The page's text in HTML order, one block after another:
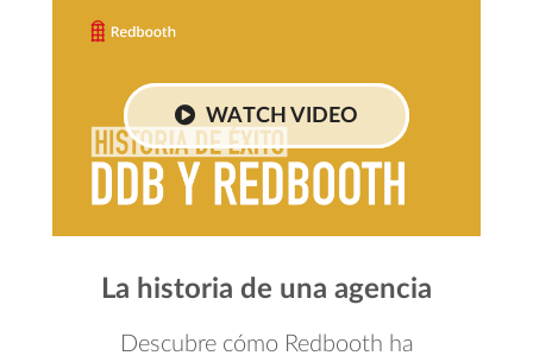
WATCH VIDEO
La historia de una agencia
Descubre cómo Redbooth ha